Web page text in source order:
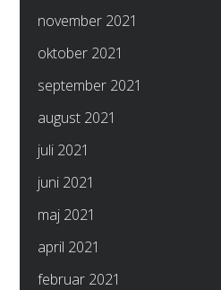
november 2021
oktober 2021
september 2021
august 2021
juli 2021
juni 2021
maj 2021
april 2021
februar 2021